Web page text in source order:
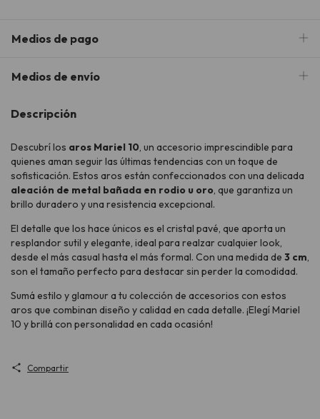
Medios de pago
Medios de envío
Descripción
Descubrí los aros Mariel 10, un accesorio imprescindible para
quienes aman seguir las últimas tendencias con un toque de
sofisticación. Estos aros están confeccionados con una delicada
aleación de metal bañada en rodio u oro, que garantiza un
brillo duradero y una resistencia excepcional.
El detalle que los hace únicos es el cristal pavé, que aporta un
resplandor sutil y elegante, ideal para realzar cualquier look,
desde el más casual hasta el más formal. Con una medida de 3 cm,
son el tamaño perfecto para destacar sin perder la comodidad.
Sumá estilo y glamour a tu colección de accesorios con estos
aros que combinan diseño y calidad en cada detalle. ¡Elegí Mariel
10 y brillá con personalidad en cada ocasión!
Compartir